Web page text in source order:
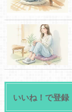
いいね！で登録